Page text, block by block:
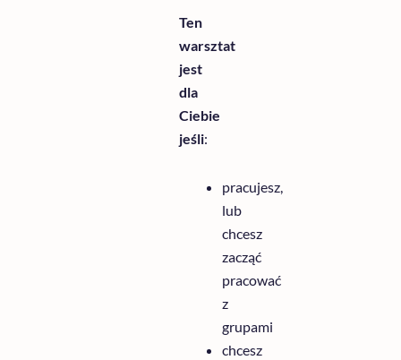
Ten
warsztat
jest
dla
Ciebie
jeśli:
pracujesz,
lub
chcesz
zacząć
pracować
z
grupami
chcesz